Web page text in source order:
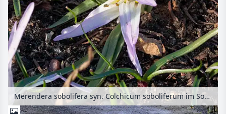
Merendera sobolifera syn. Colchicum soboliferum im Sonnenlicht